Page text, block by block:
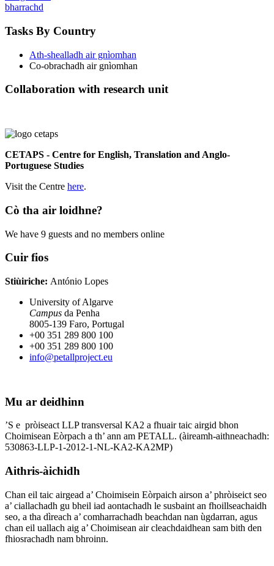
bharrachd
Tasks By Country
Ath-shealladh air gnìomhan
Co-obrachadh air gnìomhan
Collaboration with research unit
CETAPS - Centre for English, Translation and Anglo-
Portuguese Studies
Visit the Centre here.
Cò tha air loidhne?
We have 9 guests and no members online
Cuir fios
Stiùiriche: António Lopes
University of Algarve
Campus da Penha
8005-139 Faro, Portugal
+00 351 289 800 100
+00 351 289 800 100
info@petallproject.eu
Mu ar deidhinn
’S e pròiseact LLP transversal KA2 a fhuair taic airgid bhon
Choimisean Eòrpach a th’ ann am PETALL. (àireamh-aithneachadh:
530863-LLP-1-2012-1-NL-KA2-KA2MP)
Aithris-àichidh
Chan eil taic airgead a’ Choimisein Eòrpaich airson a’ phròiseict seo
a’ ciallachadh gu bheil iad aontachadh le susbaint an fhoillseachaidh
seo, a tha dìreach a’ comharrachadh beachdan nan ùgdarran, agus
chan eil uallach aig a’ Choimisean air cleachdaidhean sam bith den
fhiosrachadh nam bhroinn.